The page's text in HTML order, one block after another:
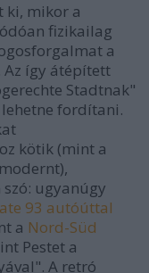
ki, mikor a
fizikailag
a
Az így átépített
Stadtnak"
fordítani.
kötik (mint a
ugyanúgy
93 autóúttal
a Nord-Süd
Pestet a
A retró